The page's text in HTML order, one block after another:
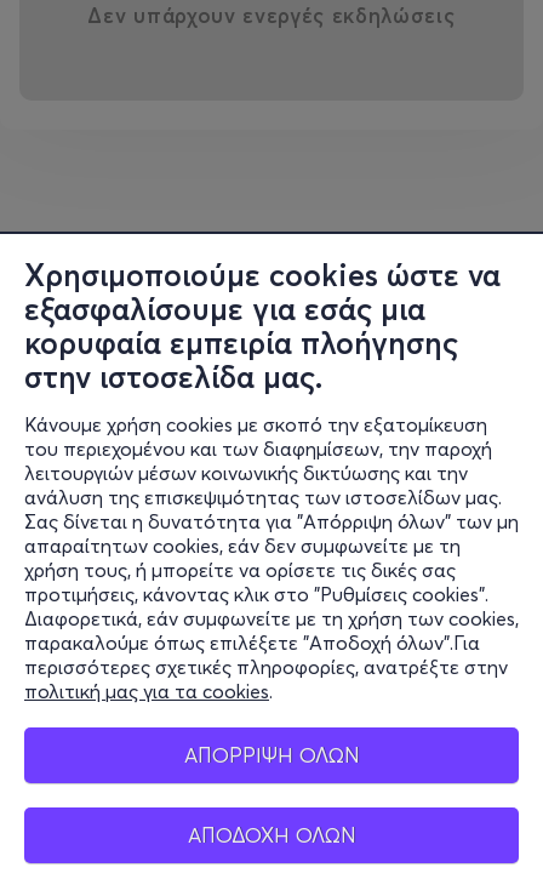
Χρησιμοποιούμε cookies ώστε να
εξασφαλίσουμε για εσάς μια
κορυφαία εμπειρία πλοήγησης
στην ιστοσελίδα μας.
Κάνουμε χρήση cookies με σκοπό την εξατομίκευση
του περιεχομένου και των διαφημίσεων, την παροχή
λειτουργιών μέσων κοινωνικής δικτύωσης και την
ανάλυση της επισκεψιμότητας των ιστοσελίδων μας.
Σας δίνεται η δυνατότητα για "Απόρριψη όλων" των μη
απαραίτητων cookies, εάν δεν συμφωνείτε με τη
χρήση τους, ή μπορείτε να ορίσετε τις δικές σας
προτιμήσεις, κάνοντας κλικ στο "Ρυθμίσεις cookies".
Διαφορετικά, εάν συμφωνείτε με τη χρήση των cookies,
παρακαλούμε όπως επιλέξετε "Αποδοχή όλων".Για
περισσότερες σχετικές πληροφορίες, ανατρέξτε στην
πολιτική μας για τα cookies.
ΑΠΟΡΡΙΨΗ ΟΛΩΝ
ΑΠΟΔΟΧΗ ΟΛΩΝ
Δεν υπάρχουν ενεργές εκδηλώσεις
Πληροφορίες
Υποστήριξη
Stay Connected
Mobile app